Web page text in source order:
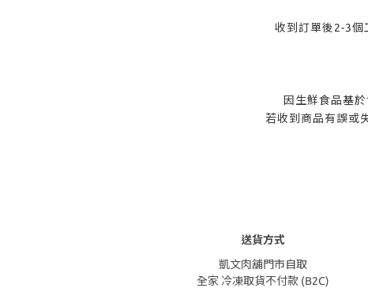
收到訂單後2-3個工作天
發票
因生鮮食品基於食品安
若收到商品有誤或失溫請
送貨方式
凱文肉舖門市自取
全家 冷凍取貨不付款 (B2C)